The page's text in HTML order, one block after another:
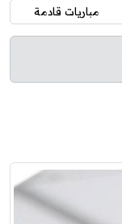
مباريات قادمة